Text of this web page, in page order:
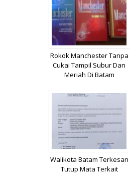
Rokok Manchester Tanpa
Cukai Tampil Subur Dan
Meriah Di Batam
Walikota Batam Terkesan
Tutup Mata Terkait